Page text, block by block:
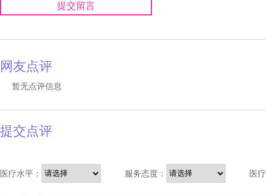
提交留言
网友点评
暂无点评信息
提交点评
医疗水平： 服务态度： 医